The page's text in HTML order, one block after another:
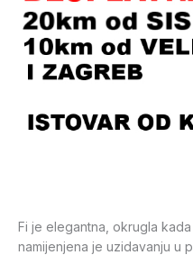
Fi je elegantna, okrugla
namijenjena je uzidavanju u